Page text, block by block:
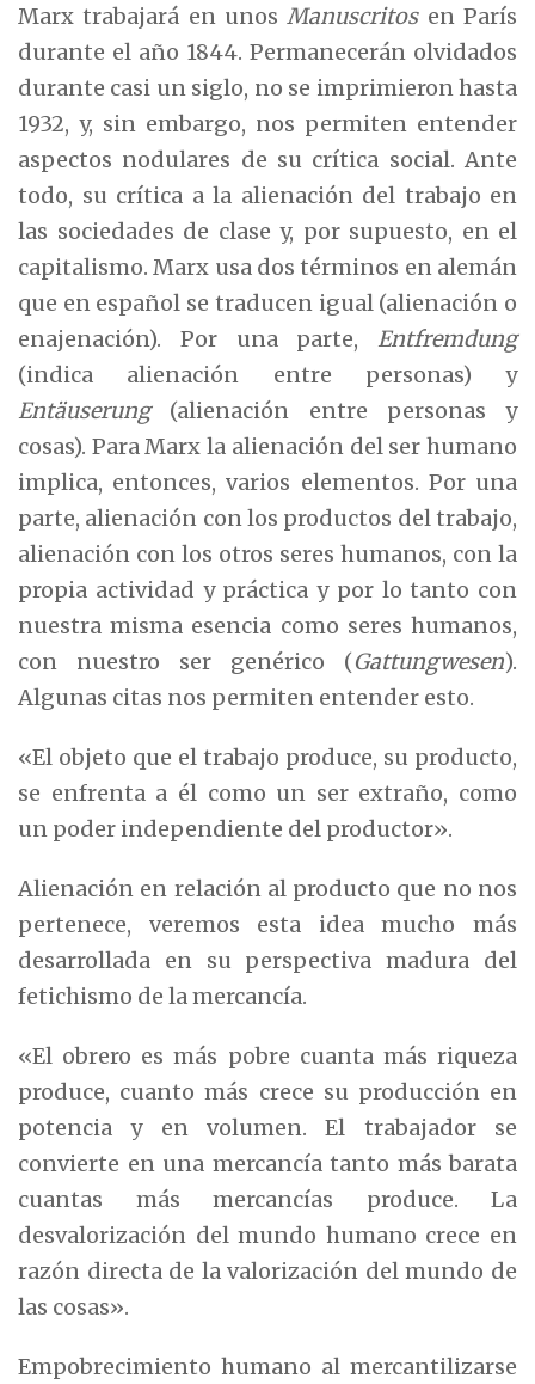
Marx trabajará en unosManuscritosen París
durante el año 1844. Permanecerán olvidados
durante casi un siglo, no se imprimieron hasta
1932, y, sin embargo, nos permiten entender
aspectos nodulares de su crítica social. Ante
todo, su crítica a la alienación del trabajo en
las sociedades de clase y, por supuesto, en el
capitalismo. Marx usa dos términos en alemán
que en español se traducen igual (alienación o
enajenación). Por una parte, Entfremdung
(indica alienación entre personas) y
Entäuserung (alienación entre personas y
cosas). Para Marx la alienación del ser humano
implica, entonces, varios elementos. Por una
parte, alienación con los productos del trabajo,
alienación con los otros seres humanos, con la
propia actividad y práctica y por lo tanto con
nuestra misma esencia como seres humanos,
con nuestro ser genérico (Gattungwesen).
Algunas citas nos permiten entender esto.
«El objeto que el trabajo produce, su producto,
se enfrenta a él como un ser extraño, como
un poder independiente del productor».
Alienación en relación al producto que no nos
pertenece, veremos esta idea mucho más
desarrollada en su perspectiva madura del
fetichismo de la mercancía.
«El obrero es más pobre cuanta más riqueza
produce, cuanto más crece su producción en
potencia y en volumen. El trabajador se
convierte en una mercancía tanto más barata
cuantas más mercancías produce. La
desvalorización del mundo humano crece en
razón directa de la valorización del mundo de
las cosas».
Empobrecimiento humano al mercantilizarse